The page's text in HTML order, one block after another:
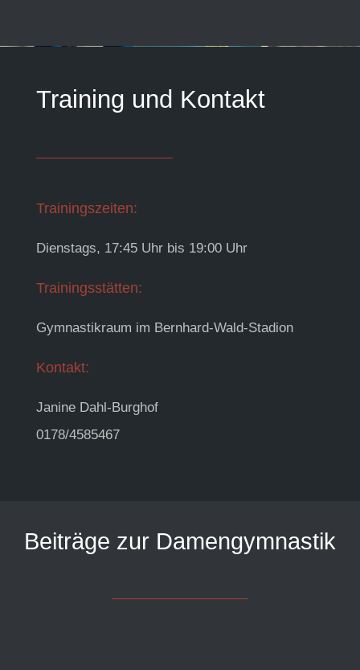
Training und Kontakt
Trainingszeiten:
Dienstags, 17:45 Uhr bis 19:00 Uhr
Trainingsstätten:
Gymnastikraum im Bernhard-Wald-Stadion
Kontakt:
Janine Dahl-Burghof
0178/4585467
Beiträge zur Damengymnastik